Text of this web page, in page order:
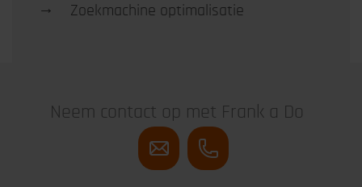
→ Zoekmachine optimalisatie
Neem contact op met Frank a Do